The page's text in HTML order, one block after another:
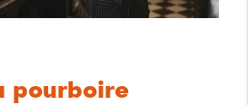
pourboire